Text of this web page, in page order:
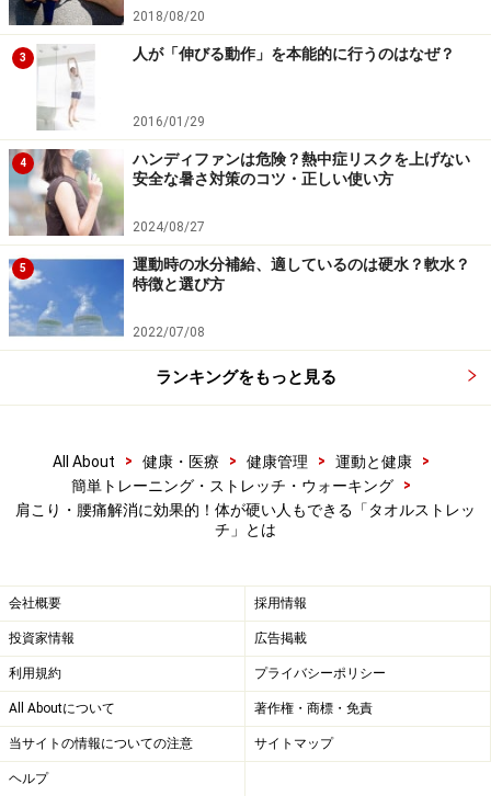
ルを回します。両端を手で持って、軽くタオルを引っ張
りながら膝を胸に近づけるように伸ばし、臀部（でん
ぶ、お尻の部分）が気持ちよく伸ばされた状態で20～30
秒程度キープ。反対側の足も同様に行います。
6. 太ももの裏側を伸ばすタオルストレッチ
自分の力加減でゆっくりと膝を伸ばしましょう
膝曲げのストレッチを行った状態から膝をゆっくり伸ば
していき、タオルの力に抵抗するように膝を伸ばして太
ももの裏側をストレッチします。完全に伸ばしきること
秒程度伸ばしたら、反対側の足も同様に行います。
7. 太ももの前側を伸ばすタオルストレッチ
足にタオルをかけ、股関節が伸びるように後ろに引きましょ
う
横向きに寝転がり、上になった足にタオルを回して手で
持ちます。下になった手足は体を支えるように伸ばして
おきましょう。踵をお尻につけるようにタオルを引きつ
け、太ももの前側を伸ばしていき、20～30秒程度キープ
2018/08/20
3 人が「伸びる動作」を本能的に行うのはなぜ？
2016/01/29
4
ハンディファンは危険？熱中症リスクを上げない
安全な暑さ対策のコツ・正しい使い方
2024/08/27
5
運動時の水分補給、適しているのは硬水？軟水？
特徴と選び方
2022/07/08
ランキングをもっと見る
All About > 健康・医療 > 健康管理 > 運動と健康
>
簡単トレーニング・ストレッチ・ウォーキング
>
肩こり・腰痛解消に効果的！体が硬い人もできる「タオルストレッ
チ」とは
会社概要 採用情報
投資家情報 広告掲載
利用規約 プライバシーポリシー
All Aboutについて 著作権・商標・免責
当サイトの情報についての注意 サイトマップ
ヘルプ